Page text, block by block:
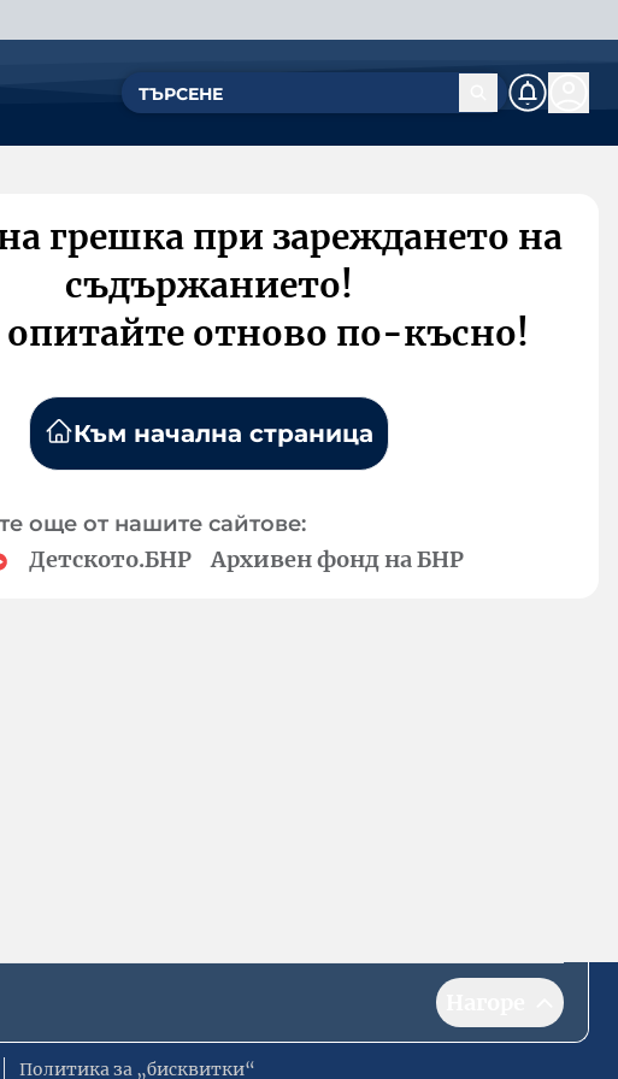
грешка при зареждането на
съдържанието!
отново по-късно!
Към начална страница
още от нашите сайтове:
Детското.БНР Архивен фонд на БНР
Политика за „бисквитки“